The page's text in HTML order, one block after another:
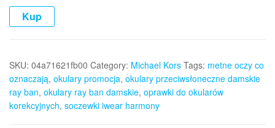
Kup
SKU: 04a71621fb00 Category: Michael Kors Tags: metne oczy co
oznaczają, okulary promocja, okulary przeciwsłoneczne damskie
ray ban, okulary ray ban damskie, oprawki do okularów
korekcyjnych, soczewki iwear harmony